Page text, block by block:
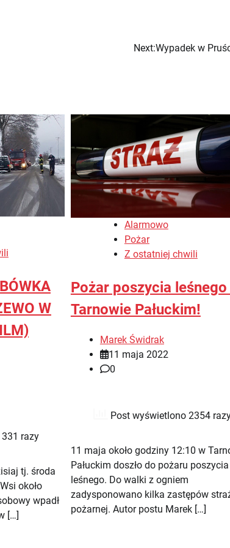
Next:Wypadek w
W
razy
tj. środa
około
wpadł
[…]
Alarmowo
Pożar
Z ostatniej chwili
Pożar poszycia leśnego
Tarnowie Pałuckim!
Marek Świdrak
11 maja 2022
0
Post wyświetlono 2354
11 maja około godziny 12:10 w
Pałuckim doszło do pożaru poszycia
leśnego. Do walki z ogniem
zadysponowano kilka zastępów
pożarnej. Autor postu Marek […]